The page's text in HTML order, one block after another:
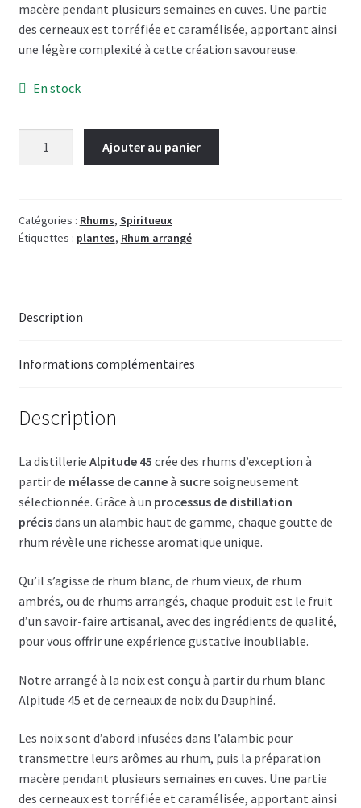
macère pendant plusieurs semaines en cuves. Une partie
des cerneaux est torréfiée et caramélisée, apportant ainsi
une légère complexité à cette création savoureuse.
En stock
Alpitude
45°
Ajouter au panier
Catégories : Rhums, Spiritueux
Étiquettes : plantes, Rhum arrangé
Description
Informations complémentaires
Description
La distillerie Alpitude 45 crée des rhums d’exception à
partir de mélasse de canne à sucresoigneusement
sélectionnée. Grâce à un processus de distillation
précisdans un alambic haut de gamme, chaque goutte de
rhum révèle une richesse aromatique unique.
Qu’il s’agisse de rhum blanc, de rhum vieux, de rhum
ambrés, ou de rhums arrangés, chaque produit est le fruit
d’un savoir-faire artisanal, avec des ingrédients de qualité,
pour vous offrir une expérience gustative inoubliable.
Notre arrangé à la noix est conçu à partir du rhum blanc
Alpitude 45 et de cerneaux de noix du Dauphiné.
Les noix sont d’abord infusées dans l’alambic pour
transmettre leurs arômes au rhum, puis la préparation
macère pendant plusieurs semaines en cuves. Une partie
des cerneaux est torréfiée et caramélisée, apportant ainsi